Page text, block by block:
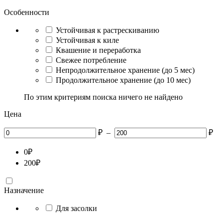
Особенности
Устойчивая к растрескиванию
Устойчивая к киле
Квашение и переработка
Свежее потребление
Непродолжительное хранение (до 5 мес)
Продолжительное хранение (до 10 мес)
По этим критериям поиска ничего не найдено
Цена
₽ – ₽
0₽
200₽
Назначение
Для засолки